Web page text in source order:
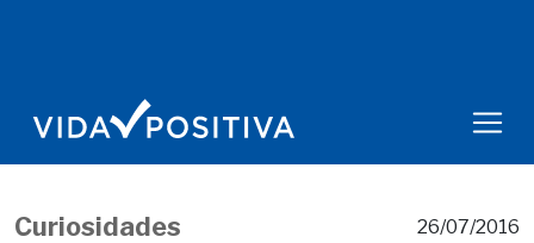
Curiosidades 26/07/2016